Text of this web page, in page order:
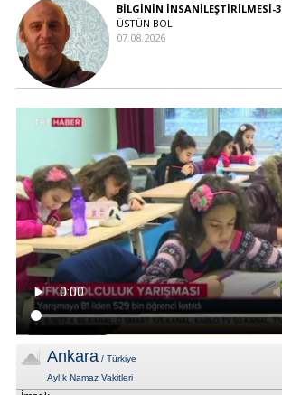
BİLGİNİN İNSANİLEŞTİRİLMESİ-3
ÜSTÜN BOL
07.08.2026